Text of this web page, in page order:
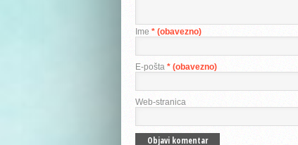
Ime * (obavezno)
E-pošta * (obavezno)
Web-stranica